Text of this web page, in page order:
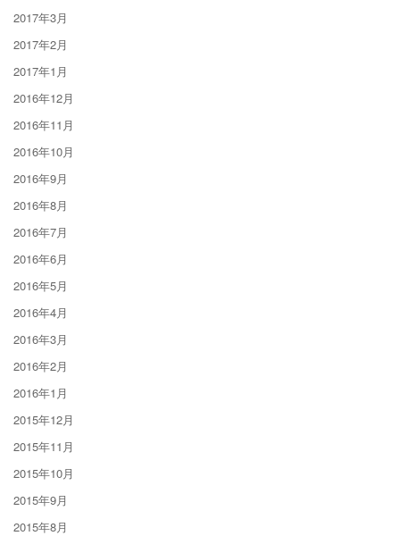
2017年3月
2017年2月
2017年1月
2016年12月
2016年11月
2016年10月
2016年9月
2016年8月
2016年7月
2016年6月
2016年5月
2016年4月
2016年3月
2016年2月
2016年1月
2015年12月
2015年11月
2015年10月
2015年9月
2015年8月